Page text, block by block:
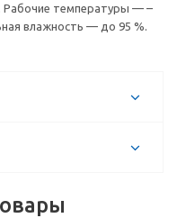
температуры — –
влажность — до 95 %.